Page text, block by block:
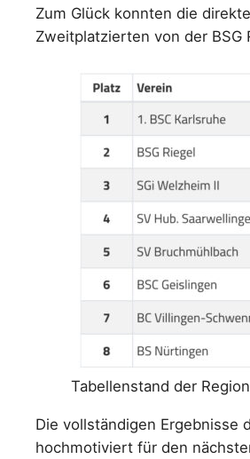
Zum Glück konnten die
Zweitplatzierten von der
Tabellenstand der
Die vollständigen Ergebnisse
hochmotiviert für den